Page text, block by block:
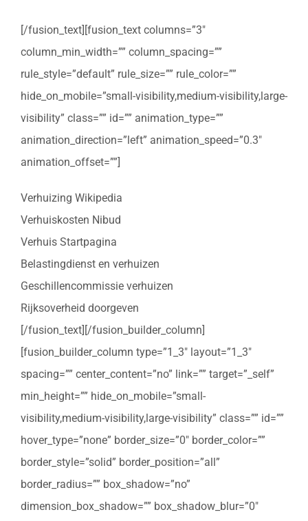
[/fusion_text][fusion_text columns=”3″
column_min_width=”” column_spacing=””
rule_style=”default” rule_size=”” rule_color=””
hide_on_mobile=”small-visibility,medium-visibility,large-
visibility” class=”” id=”” animation_type=””
animation_direction=”left” animation_speed=”0.3″
animation_offset=””]
Verhuizing Wikipedia
Verhuiskosten Nibud
Verhuis Startpagina
Belastingdienst en verhuizen
Geschillencommissie verhuizen
Rijksoverheid doorgeven
[/fusion_text][/fusion_builder_column]
[fusion_builder_column type=”1_3″ layout=”1_3″
spacing=”” center_content=”no” link=”” target=”_self”
min_height=”” hide_on_mobile=”small-
visibility,medium-visibility,large-visibility” class=”” id=””
hover_type=”none” border_size=”0″ border_color=””
border_style=”solid” border_position=”all”
border_radius=”” box_shadow=”no”
dimension_box_shadow=”” box_shadow_blur=”0″